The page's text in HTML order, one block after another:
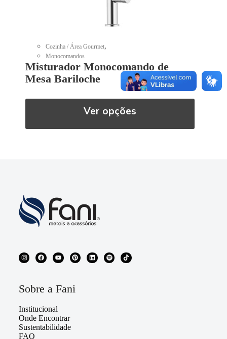
Cozinha / Área Gourmet,
Monocomandos
Misturador Monocomando de
Mesa Bariloche
Ver opções
Sobre a Fani
Institucional
Onde Encontrar
Sustentabilidade
FAQ